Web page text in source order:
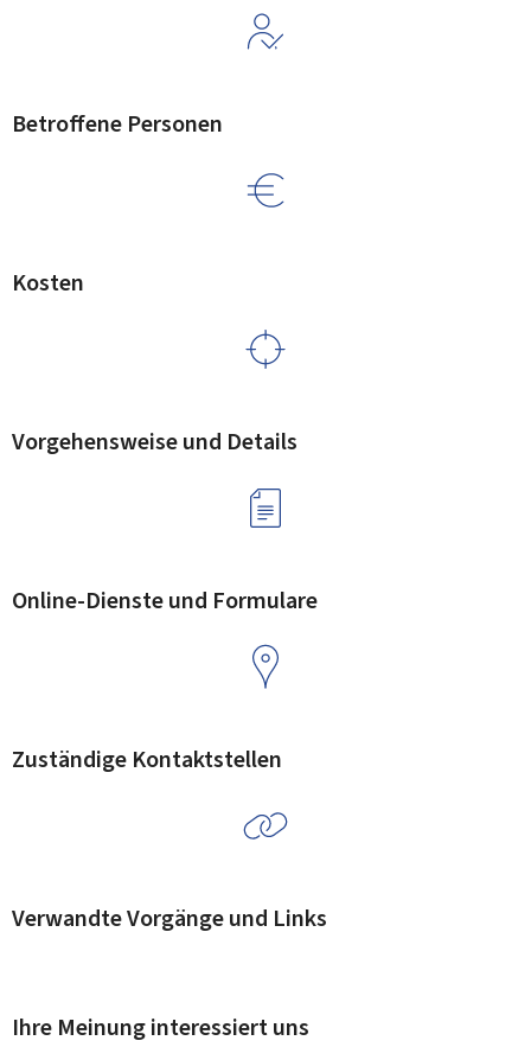
Betroffene Personen
Kosten
Vorgehensweise und Details
Online-Dienste und Formulare
Zuständige Kontaktstellen
Verwandte Vorgänge und Links
Ihre Meinung interessiert uns